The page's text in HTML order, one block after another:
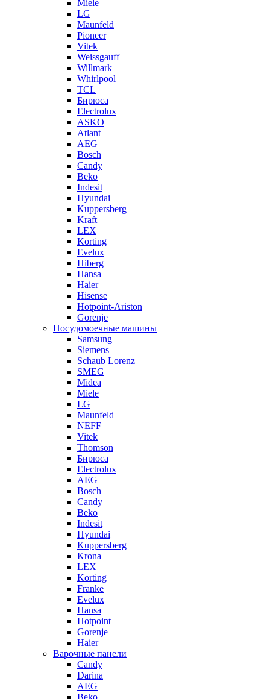
Miele
LG
Maunfeld
Pioneer
Vitek
Weissgauff
Willmark
Whirlpool
TCL
Бирюса
Electrolux
ASKO
Atlant
AEG
Bosch
Candy
Beko
Indesit
Hyundai
Kuppersberg
Kraft
LEX
Korting
Evelux
Hiberg
Hansa
Haier
Hisense
Hotpoint-Ariston
Gorenje
Посудомоечные машины
Samsung
Siemens
Schaub Lorenz
SMEG
Midea
Miele
LG
Maunfeld
NEFF
Vitek
Thomson
Бирюса
Electrolux
AEG
Bosch
Candy
Beko
Indesit
Hyundai
Kuppersberg
Krona
LEX
Korting
Franke
Evelux
Hansa
Hotpoint
Gorenje
Haier
Варочные панели
Candy
Darina
AEG